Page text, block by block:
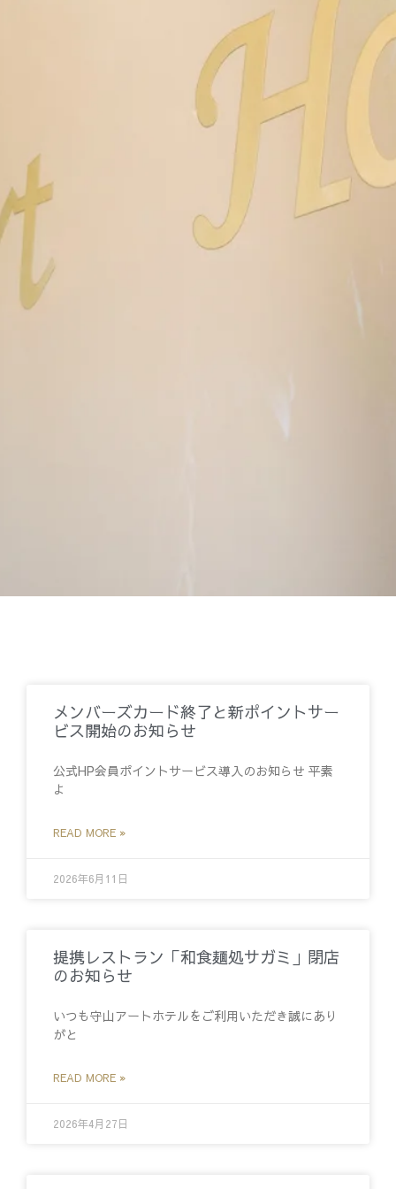
メンバーズカード終了と新ポイントサー
ビス開始のお知らせ
公式HP会員ポイントサービス導入のお知らせ 平素
よ
READ MORE »
2026年6月11日
提携レストラン「和食麺処サガミ」閉店
のお知らせ
いつも守山アートホテルをご利用いただき誠にあり
がと
READ MORE »
2026年4月27日